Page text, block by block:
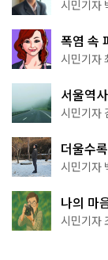
시민기자
폭염 속
무 명소
시민기자
서울역
나는 역
시민기자
더울수
코스'
시민기자
나의 마
상작 공
시민기자